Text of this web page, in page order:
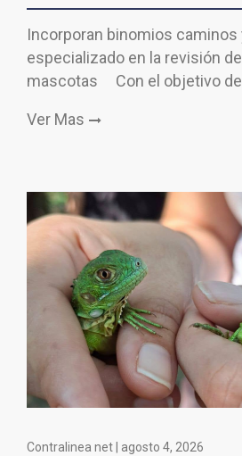
Incorporan binomios caminos
especializado en la revisión
mascotas Con el objetivo
Ver Mas
Contralinea net | agosto 4, 2026